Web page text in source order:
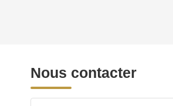
TAXE FONCIÈRE
Nous contacter